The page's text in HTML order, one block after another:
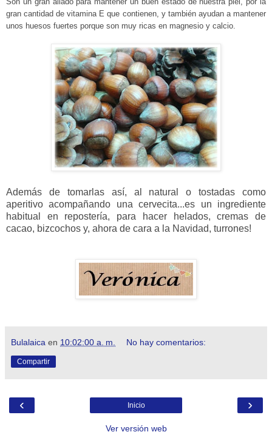
gran cantidad de vitamina E que contienen, y también ayudan a mantener
unos huesos fuertes porque son muy ricas en magnesio y calcio.
Además de tomarlas así, al natural o tostadas como
aperitivo acompañando una cervecita...es un ingrediente
habitual en repostería, para hacer helados, cremas de
cacao, bizcochos y, ahora de cara a la Navidad, turrones!
Bulalaica en 10:02:00 a. m. No hay comentarios:
Compartir
‹ ›
Inicio
Ver versión web